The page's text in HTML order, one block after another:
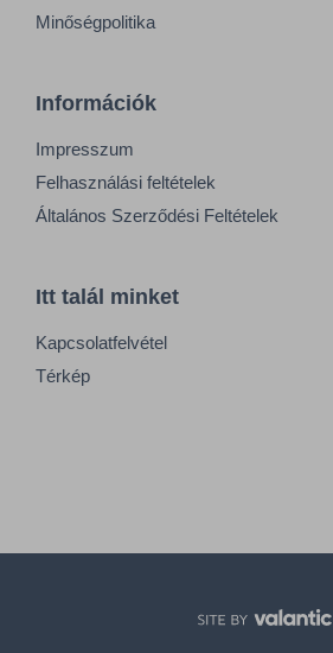
Minőségpolitika
Információk
Impresszum
Felhasználási feltételek
Általános Szerződési Feltételek
Itt talál minket
Kapcsolatfelvétel
Térkép